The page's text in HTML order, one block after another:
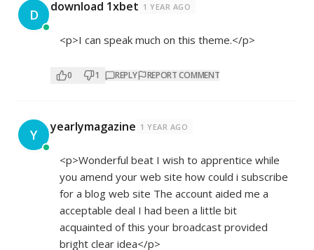
D download 1xbet 1 YEAR AGO
<p>I can speak much on this theme.</p>
0 1 REPLY REPORT COMMENT
Y yearlymagazine 1 YEAR AGO
<p>Wonderful beat I wish to apprentice while
you amend your web site how could i subscribe
for a blog web site The account aided me a
acceptable deal I had been a little bit
acquainted of this your broadcast provided
bright clear idea</p>